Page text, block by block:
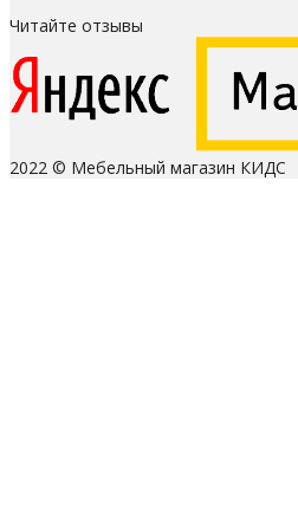
Читайте отзывы
2022 © Мебельный магазин КИДС